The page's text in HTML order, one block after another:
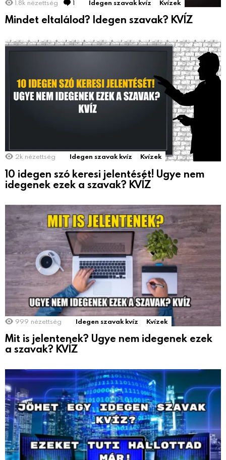
1.8k nézettség 1 Comment
Idegen szavak kvíz Kvízek
Mindet eltalálod? Idegen szavak? KVÍZ
2k nézettség Idegen szavak kvíz Kvízek
10 idegen szó keresi jelentését! Ugye nem
idegenek ezek a szavak? KVÍZ
999 nézettség Idegen szavak kvíz Kvízek
Mit is jelentenek? Ugye nem idegenek ezek
a szavak? KVÍZ